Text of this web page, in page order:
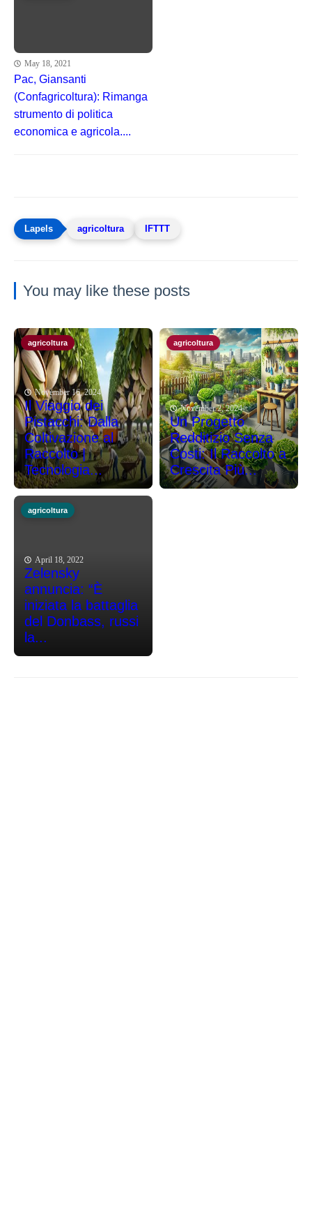
May 18, 2021
Pac, Giansanti
(Confagricoltura): Rimanga
strumento di politica
economica e agricola....
agricoltura IFTTT
You may like these posts
agricoltura
November 16, 2024
Il Viaggio dei
Pistacchi: Dalla
Coltivazione al
Raccolto |
Tecnologia...
agricoltura
November 2, 2024
Un Progetto
Redditizio Senza
Costi: Il Raccolto a
Crescita Più...
agricoltura
April 18, 2022
Zelensky
annuncia: “È
iniziata la battaglia
del Donbass, russi
la...